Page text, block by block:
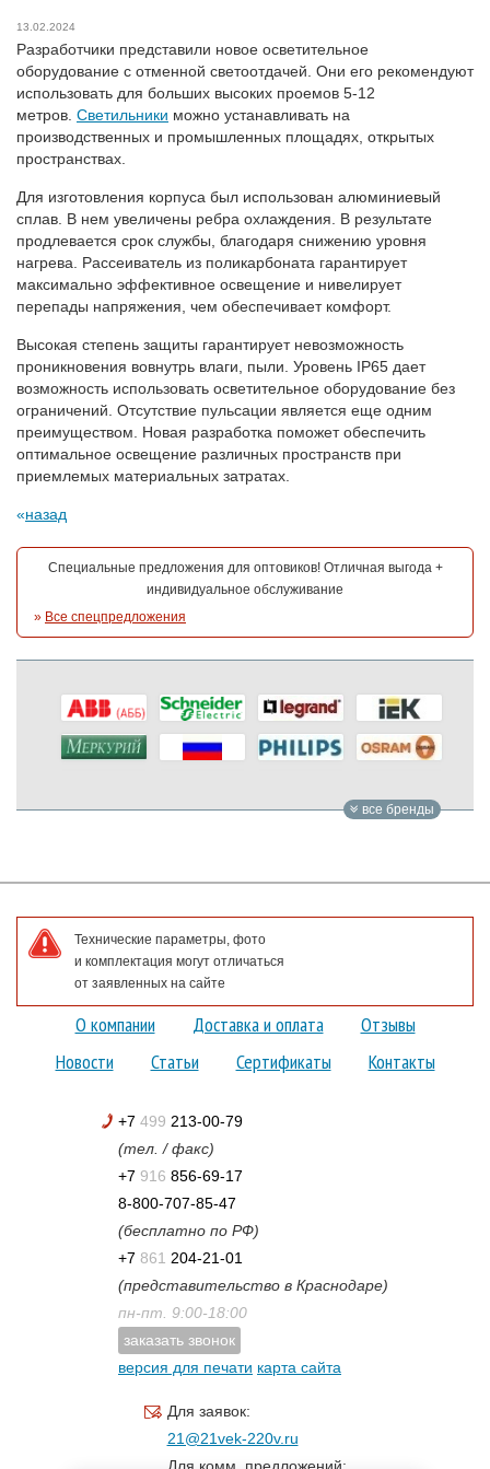
13.02.2024
Разработчики представили новое осветительное
оборудование с отменной светоотдачей. Они его рекомендуют
использовать для больших высоких проемов 5-12
метров. Светильники можно устанавливать на
производственных и промышленных площадях, открытых
пространствах.
Для изготовления корпуса был использован алюминиевый
сплав. В нем увеличены ребра охлаждения. В результате
продлевается срок службы, благодаря снижению уровня
нагрева. Рассеиватель из поликарбоната гарантирует
максимально эффективное освещение и нивелирует
перепады напряжения, чем обеспечивает комфорт.
Высокая степень защиты гарантирует невозможность
проникновения вовнутрь влаги, пыли. Уровень IP65 дает
возможность использовать осветительное оборудование без
ограничений. Отсутствие пульсации является еще одним
преимуществом. Новая разработка поможет обеспечить
оптимальное освещение различных пространств при
приемлемых материальных затратах.
назад
Специальные предложения для оптовиков! Отличная выгода +
индивидуальное обслуживание
» Все спецпредложения
все бренды
Технические параметры, фото
и комплектация могут отличаться
от заявленных на сайте
О компании Доставка и оплата
Отзывы
Новости
Статьи Сертификаты Контакты
+7 499 213-00-79
(тел. / факс)
+7 916 856-69-17
8-800-707-85-47
(бесплатно по РФ)
+7 861 204-21-01
(представительство в Краснодаре)
пн-пт. 9:00-18:00
заказать звонок
версия для печати карта сайта
Для заявок:
21@21vek-220v.ru
Для комм. предложений: